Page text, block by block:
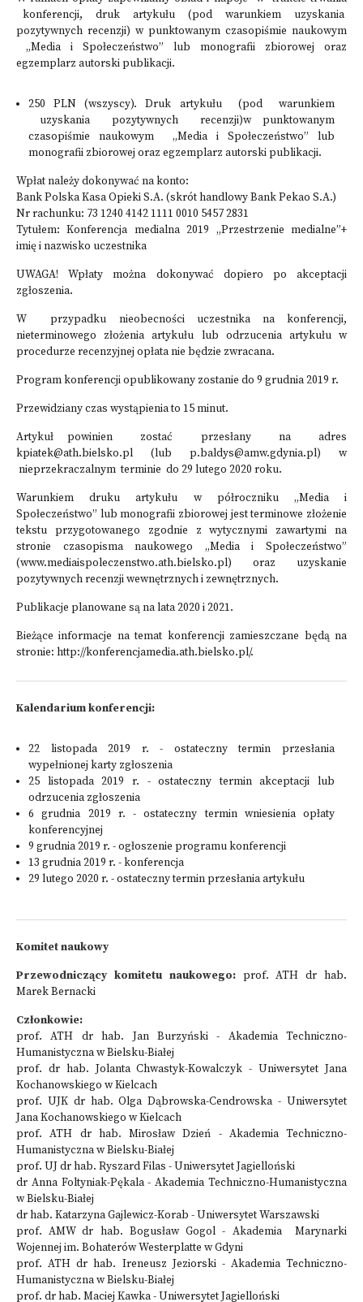
konferencji, druk artykułu (pod warunkiem uzyskania
pozytywnych recenzji) w punktowanym czasopiśmie naukowym
„Media i Społeczeństwo” lub monografii zbiorowej oraz
egzemplarz autorski publikacji.
250 PLN (wszyscy). Druk artykułu (pod warunkiem
uzyskania pozytywnych recenzji)w punktowanym
czasopiśmie naukowym „Media i Społeczeństwo” lub
monografii zbiorowej oraz egzemplarz autorski publikacji.
Wpłat należy dokonywać na konto:
Bank Polska Kasa Opieki S.A. (skrót handlowy Bank Pekao S.A.)
Nr rachunku: 73 1240 4142 1111 0010 5457 2831
Tytułem: Konferencja medialna 2019 „Przestrzenie medialne”+
imię i nazwisko uczestnika
UWAGA! Wpłaty można dokonywać dopiero po akceptacji
zgłoszenia.
W przypadku nieobecności uczestnika na konferencji,
nieterminowego złożenia artykułu lub odrzucenia artykułu w
procedurze recenzyjnej opłata nie będzie zwracana.
Program konferencji opublikowany zostanie do 9 grudnia 2019 r.
Przewidziany czas wystąpienia to 15 minut.
Artykuł powinien zostać przesłany na adres
kpiatek@ath.bielsko.pl (lub p.baldys@amw.gdynia.pl) w
nieprzekraczalnym terminie do 29 lutego 2020 roku.
Warunkiem druku artykułu w półroczniku „Media i
Społeczeństwo” lub monografii zbiorowej jest terminowe złożenie
tekstu przygotowanego zgodnie z wytycznymi zawartymi na
stronie czasopisma naukowego „Media i Społeczeństwo”
(www.mediaispoleczenstwo.ath.bielsko.pl) oraz uzyskanie
pozytywnych recenzji wewnętrznych i zewnętrznych.
Publikacje planowane są na lata 2020 i 2021.
Bieżące informacje na temat konferencji zamieszczane będą na
stronie: http://konferencjamedia.ath.bielsko.pl/.
Kalendarium konferencji:
22 listopada 2019 r. - ostateczny termin przesłania
wypełnionej karty zgłoszenia
25 listopada 2019 r. - ostateczny termin akceptacji lub
odrzucenia zgłoszenia
6 grudnia 2019 r. - ostateczny termin wniesienia opłaty
konferencyjnej
9 grudnia 2019 r. - ogłoszenie programu konferencji
13 grudnia 2019 r. - konferencja
29 lutego 2020 r. - ostateczny termin przesłania artykułu
Komitet naukowy
Przewodniczący komitetu naukowego:prof. ATH dr hab.
Marek Bernacki
Członkowie:
prof. ATH dr hab. Jan Burzyński - Akademia Techniczno-
Humanistyczna w Bielsku-Białej
prof. dr hab. Jolanta Chwastyk-Kowalczyk - Uniwersytet Jana
Kochanowskiego w Kielcach
prof. UJK dr hab. Olga Dąbrowska-Cendrowska - Uniwersytet
Jana Kochanowskiego w Kielcach
prof. ATH dr hab. Mirosław Dzień - Akademia Techniczno-
Humanistyczna w Bielsku-Białej
prof. UJ dr hab. Ryszard Filas - Uniwersytet Jagielloński
dr Anna Foltyniak-Pękala - Akademia Techniczno-Humanistyczna
w Bielsku-Białej
dr hab. Katarzyna Gajlewicz-Korab - Uniwersytet Warszawski
prof. AMW dr hab. Bogusław Gogol - Akademia Marynarki
Wojennej im. Bohaterów Westerplatte w Gdyni
prof. ATH dr hab. Ireneusz Jeziorski - Akademia Techniczno-
Humanistyczna w Bielsku-Białej
prof. dr hab. Maciej Kawka - Uniwersytet Jagielloński